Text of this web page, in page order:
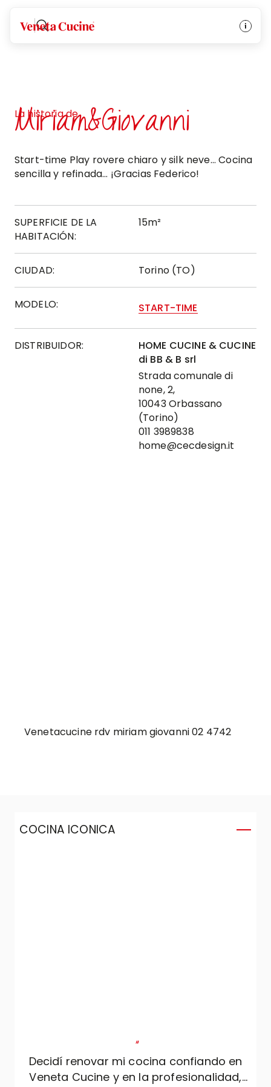
Veneta Cucine
La historia de
Miriam&Giovanni
Start-time Play rovere chiaro y silk neve... Cocina
sencilla y refinada... ¡Gracias Federico!
SUPERFICIE DE LA
HABITACIÓN:
15m²
CIUDAD: Torino (TO)
MODELO: START-TIME
DISTRIBUIDOR:
HOME CUCINE & CUCINE
di BB & B srl
Strada comunale di
none, 2,
10043 Orbassano
(Torino)
011 3989838
home@cecdesign.it
Venetacucine rdv miriam giovanni 02 4742
COCINA ICONICA
"
Decidí renovar mi cocina confiando en
Veneta Cucine y en la profesionalidad,